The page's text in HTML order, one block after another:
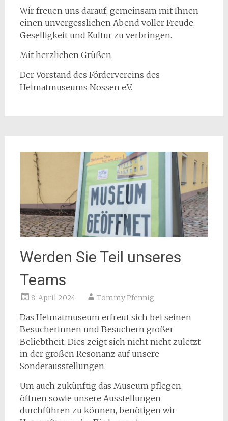
Wir freuen uns darauf, gemeinsam mit Ihnen
einen unvergesslichen Abend voller Freude,
Geselligkeit und Kultur zu verbringen.
Mit herzlichen Grüßen
Der Vorstand des Fördervereins des
Heimatmuseums Nossen e.V.
Werden Sie Teil unseres
Teams
8. April 2024 Tommy Pfennig
Das Heimatmuseum erfreut sich bei seinen
Besucherinnen und Besuchern großer
Beliebtheit. Dies zeigt sich nicht nicht zuletzt
in der großen Resonanz auf unsere
Sonderausstellungen.
Um auch zukünftig das Museum pflegen,
öffnen sowie unsere Ausstellungen
durchführen zu können, benötigen wir